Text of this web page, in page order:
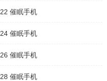
22 催眠手机
24 催眠手机
26 催眠手机
28 催眠手机